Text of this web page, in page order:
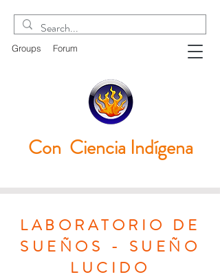
Groups Forum
Con Ciencia Indígena
LABORATORIO DE
SUEÑOS - SUEÑO
LUCIDO